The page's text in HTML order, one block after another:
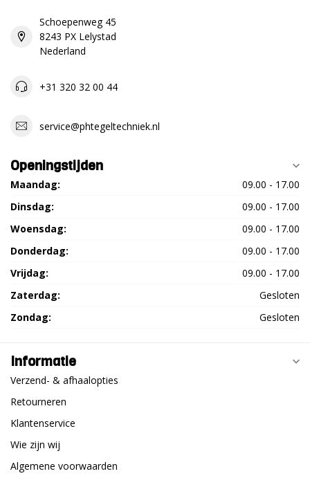
Schoepenweg 45
8243 PX Lelystad
Nederland
+31 320 32 00 44
service@phtegeltechniek.nl
Openingstijden
Maandag:
09.00 - 17.00
Dinsdag:
09.00 - 17.00
Woensdag:
09.00 - 17.00
Donderdag:
09.00 - 17.00
Vrijdag:
09.00 - 17.00
Zaterdag:
Gesloten
Zondag:
Gesloten
Informatie
Verzend- & afhaalopties
Retourneren
Klantenservice
Wie zijn wij
Algemene voorwaarden